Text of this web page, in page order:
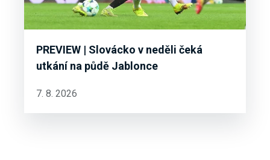
PREVIEW | Slovácko v neděli čeká
utkání na půdě Jablonce
7. 8. 2026